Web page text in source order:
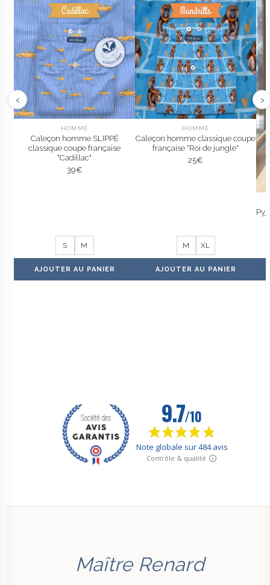
‹
HOMME
Caleçon homme SLIPPÉ
classique coupe française
"Cadillac"
39€
S M
AJOUTER AU PANIER
HOMME
Caleçon homme classique coupe
française "Roi de jungle"
25€
M XL
AJOUTER AU PANIER
›
Maître Renard